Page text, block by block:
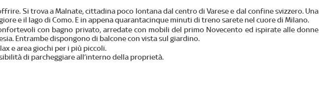
Si trova a Malnate, cittadina poco lontana dal centro di Varese e dal confine svizzero. Una
e il lago di Como. E in appena quarantacinque minuti di treno sarete nel cuore di Milano.
con bagno privato, arredate con mobili del primo Novecento ed ispirate alle donne
Entrambe dispongono di balcone con vista sul giardino.
e area giochi per i più piccoli.
di parcheggiare all’interno della proprietà.